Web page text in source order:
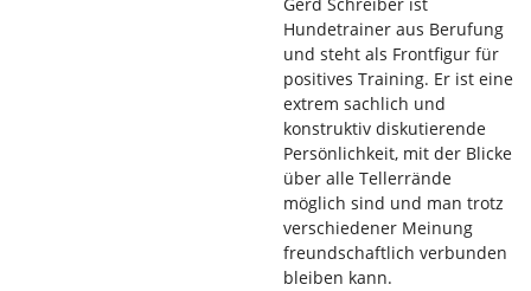
Hundetrainer aus Berufung
und steht als Frontfigur für
positives Training. Er ist eine
extrem sachlich und
konstruktiv diskutierende
Persönlichkeit, mit der Blicke
über alle Tellerrände
möglich sind und man trotz
verschiedener Meinung
freundschaftlich verbunden
bleiben kann.